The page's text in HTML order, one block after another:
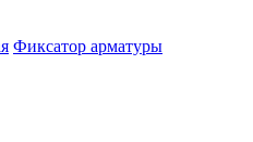
Фиксатор арматуры